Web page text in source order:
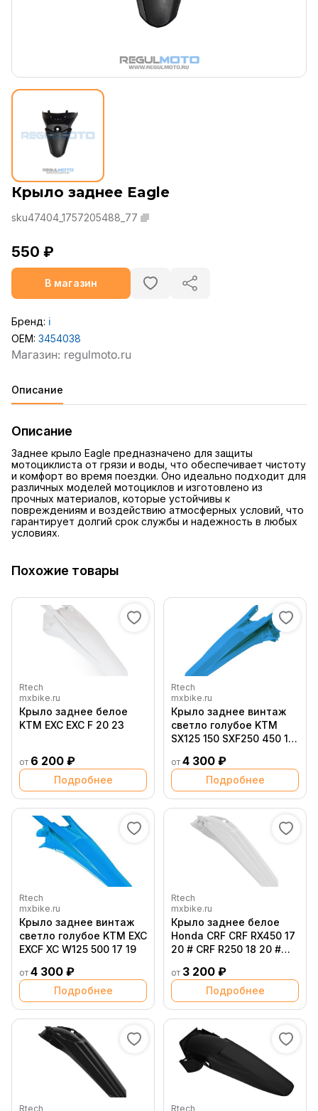
Крыло заднее Eagle
sku47404_1757205488_77
550 ₽
В магазин
Бренд: ℹ️
OEM: 3454038
Описание
Описание
Заднее крыло Eagle предназначено для защиты
мотоциклиста от грязи и воды, что обеспечивает чистоту
и комфорт во время поездки. Оно идеально подходит для
различных моделей мотоциклов и изготовлено из
прочных материалов, которые устойчивы к
повреждениям и воздействию атмосферных условий, что
гарантирует долгий срок службы и надежность в любых
условиях.
Похожие товары
Rtech
mxbike.ru
Крыло заднее белое
KTM EXC EXC F 20 23
от 6 200 ₽
Подробнее
Rtech
mxbike.ru
Крыло заднее винтаж
светло голубое KTM
SX125 150 SXF250 450 16
450 17 18
от 4 300 ₽
Подробнее
Rtech
mxbike.ru
Крыло заднее винтаж
светло голубое KTM EXC
EXCF XC W125 500 17 19
от 4 300 ₽
Подробнее
Rtech
mxbike.ru
Крыло заднее белое
Honda CRF CRF RX450 17
20 # CRF R250 18 20 #
от 3 200 ₽
Подробнее
Rtech Rtech